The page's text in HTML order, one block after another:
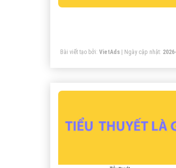
Bài viết tạo bởi: VietAds | Ngày cập nhật: